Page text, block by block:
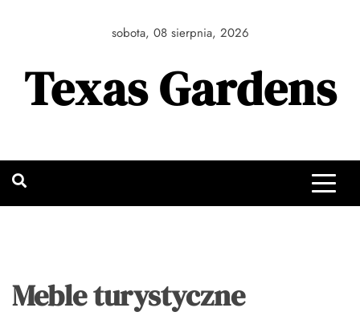
sobota, 08 sierpnia, 2026
Texas Gardens
Meble turystyczne